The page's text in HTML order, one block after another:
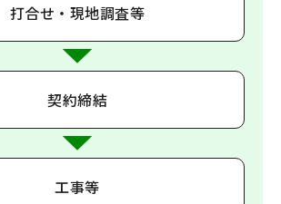
打合せ・現地調査等
契約締結
工事等